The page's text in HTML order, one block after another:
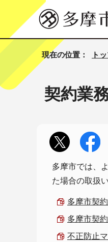
現在の位置： ト
契約業
多摩市では、
た場合の取扱
多摩市契
多摩市契
不正防止